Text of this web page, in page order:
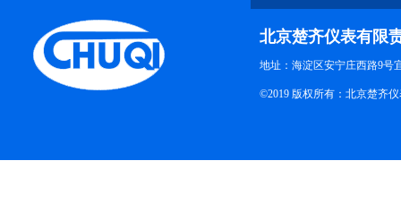
北京楚齐仪表有限
地址：海淀区安宁庄西路9号
©2019 版权所有：北京楚齐